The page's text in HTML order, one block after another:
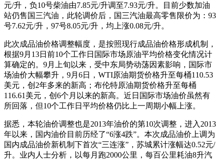
元/升，负10号柴油由7.85元/升调至7.93元/升。目前少数加油
站仍售国三汽油，此轮调价后，国三汽油最高零售限价为：93
号7.62元/升，97号8.05元/升，均上涨0.08元/升。
此次成品油价格调整幅度，是按照现行成品油价格形成机制，
根据9月13日前10个工作日国际市场原油平均价格变化情况计
算确定的。9月上旬以来，受中东局势动荡因素影响，国际市
场油价大幅攀升，9月6日，WTI原油期货价格升至每桶110.53
美元，创2年多来的新高；布伦特原油期货价格升至每桶
116.61美元，创6个月以来的新高。近日国际市场油价虽然有
所回落，但10个工作日平均价格仍比上一周期小幅上涨。
据悉，本轮油价调整也是2013年油价的第10次调整，进入2013
年以来，国内油价目前历经了“6涨4跌”。本次成品油价上调为
国内成品油价新机制下首次“三连涨”，苏城累计涨幅达0.52元/
升。业内人士分析，以每月跑2000公里，每百公里耗油8升汽